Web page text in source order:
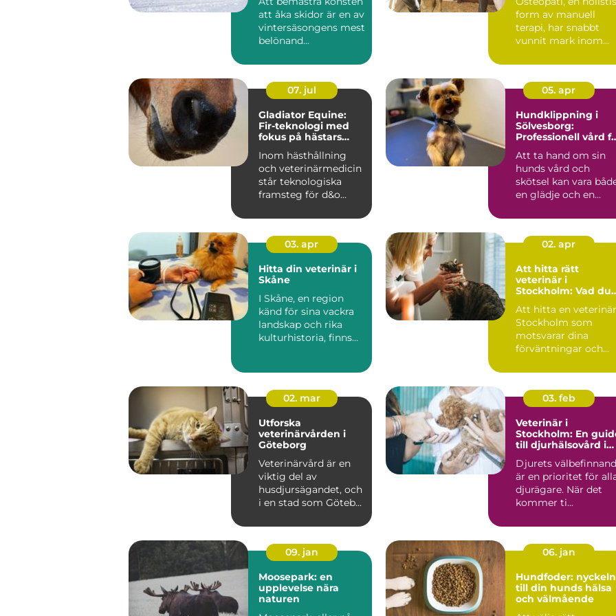
att åka skidor är en av
vintersäsongens mest
belönand...
form av manuell
terapi, har snabbt
vunnit mark inom
07. jul
Gladiator Equine:
Fir-teknologi med
fokus på hästars
välbefinnande
Inom hästhållning
och veterinärmedicin
står teknologiska
framsteg för d&o...
05. apr
Hundklippning i
Sölvesborg:
Professionell vård
Att ta hand om sin
hunds vård och
skötsel kan vara
en glädje och en
03. apr
Hitta din veterinär i
Skåne
I Skåne, en region
känd för sina vackra
landskap och rika
kulturhistoria, finns
02. apr
Att hitta rätt
veterinär i
Stockholm: Vad du
Att hitta en
Stockholm som
motsvarar dina
förväntningar och
02. mar
Utforska
veterinärvården i
Göteborg
Veterinärvård är en
viktig del av
husdjursägandet, och
i en stad som Göteb...
03. feb
Veterinär i
Stockholm: En
till djurhälsovård i
Djurets
är en prioritet för
djurägare. När det
kommer ti...
09. jan
Moosepark: en
upplevelse nära
naturen
06. jan
Hundfoder: nyckeln
till din hunds hälsa
och välmående